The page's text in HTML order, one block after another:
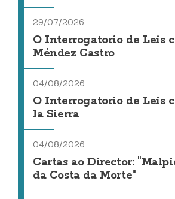
29/07/2026
O Interrogatorio de Leis
Méndez Castro
04/08/2026
O Interrogatorio de Leis
la Sierra
04/08/2026
Cartas ao Director:
da Costa da Morte"